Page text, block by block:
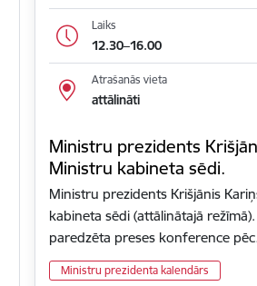
Laiks
12.30–16.00
Atrašanās vieta
attālināti
Ministru prezidents
Ministru kabineta sēdi.
Ministru prezidents Krišjānis
kabineta sēdi (attālinātajā
paredzēta preses konference
Ministru prezidenta kalendārs